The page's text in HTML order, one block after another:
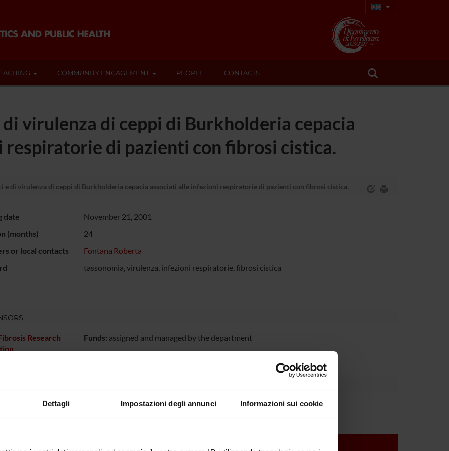
Dettagli Impostazioni degli annunci Informazioni sui cookie
COMMUNITY ENGAGEMENT PEOPLE CONTACTS
virulenza di ceppi di Burkholderia cepacia
respiratorie di pazienti con fibrosi cistica.
e di virulenza di ceppi di Burkholderia cepacia associati alle infezioni respiratorie di pazienti con fibrosi cistica.
date
November 21, 2001
(months)
24
or local contacts
Fontana Roberta
tassonomia, virulenza, infezioni respiratorie, fibrosi cistica
Research
Funds: assigned and managed by the department
Grazia Golini